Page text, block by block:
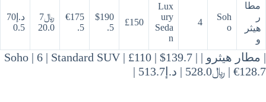
مطا
ر
هيثر
و
Soh
o
4
Lux
ury
Seda
n
£150
$190
.5
€175
.5
﷼7
20.0
د.إ70
0.5
| مطار هيثرو | Soho | 6 | Standard SUV | £110 | $139.7 |
€128.7 | ﷼528.0 | د.إ513.7 |